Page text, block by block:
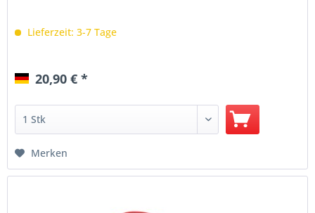
Lieferzeit: 3-7 Tage
20,90 € *
Merken